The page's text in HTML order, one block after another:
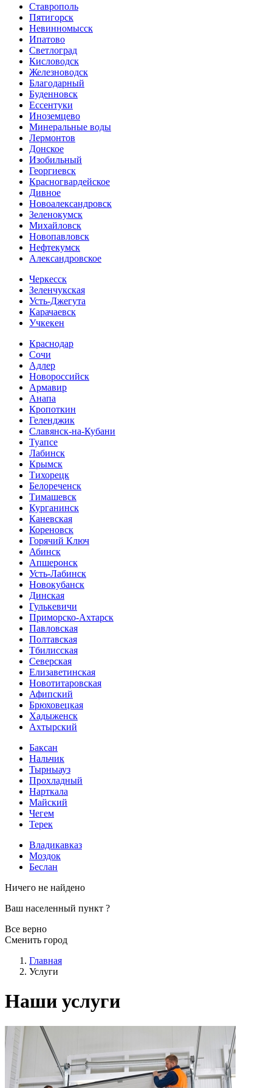
Ставрополь
Пятигорск
Невинномысск
Ипатово
Светлоград
Кисловодск
Железноводск
Благодарный
Буденновск
Ессентуки
Иноземцево
Минеральные воды
Лермонтов
Донское
Изобильный
Георгиевск
Красногвардейское
Дивное
Новоалександровск
Зеленокумск
Михайловск
Новопавловск
Нефтекумск
Александровское
Черкесск
Зеленчукская
Усть-Джегута
Карачаевск
Учкекен
Краснодар
Сочи
Адлер
Новороссийск
Армавир
Анапа
Кропоткин
Геленджик
Славянск-на-Кубани
Туапсе
Лабинск
Крымск
Тихорецк
Белореченск
Тимашевск
Курганинск
Каневская
Кореновск
Горячий Ключ
Абинск
Апшеронск
Усть-Лабинск
Новокубанск
Динская
Гулькевичи
Приморско-Ахтарск
Павловская
Полтавская
Тбилисская
Северская
Елизаветинская
Новотитаровская
Афипский
Брюховецкая
Хадыженск
Ахтырский
Баксан
Нальчик
Тырныауз
Прохладный
Нарткала
Майский
Чегем
Терек
Владикавказ
Моздок
Беслан
Ничего не найдено
Ваш населенный пункт ?
Все верно
Сменить город
Главная
Услуги
Наши услуги